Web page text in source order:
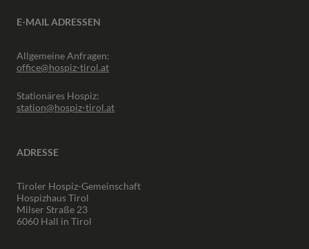
E-MAIL ADRESSEN
Allgemeine Anfragen:
office@hospiz-tirol.at
Stationäres Hospiz:
station@hospiz-tirol.at
ADRESSE
Tiroler Hospiz-Gemeinschaft
Hospizhaus Tirol
Milser Straße 23
6060 Hall in Tirol